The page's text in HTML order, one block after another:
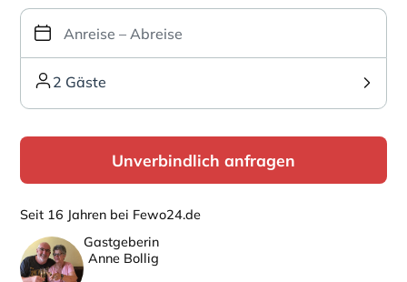
2 Gäste
Unverbindlich anfragen
Seit 16 Jahren bei Fewo24.de
Gastgeberin
Anne Bollig